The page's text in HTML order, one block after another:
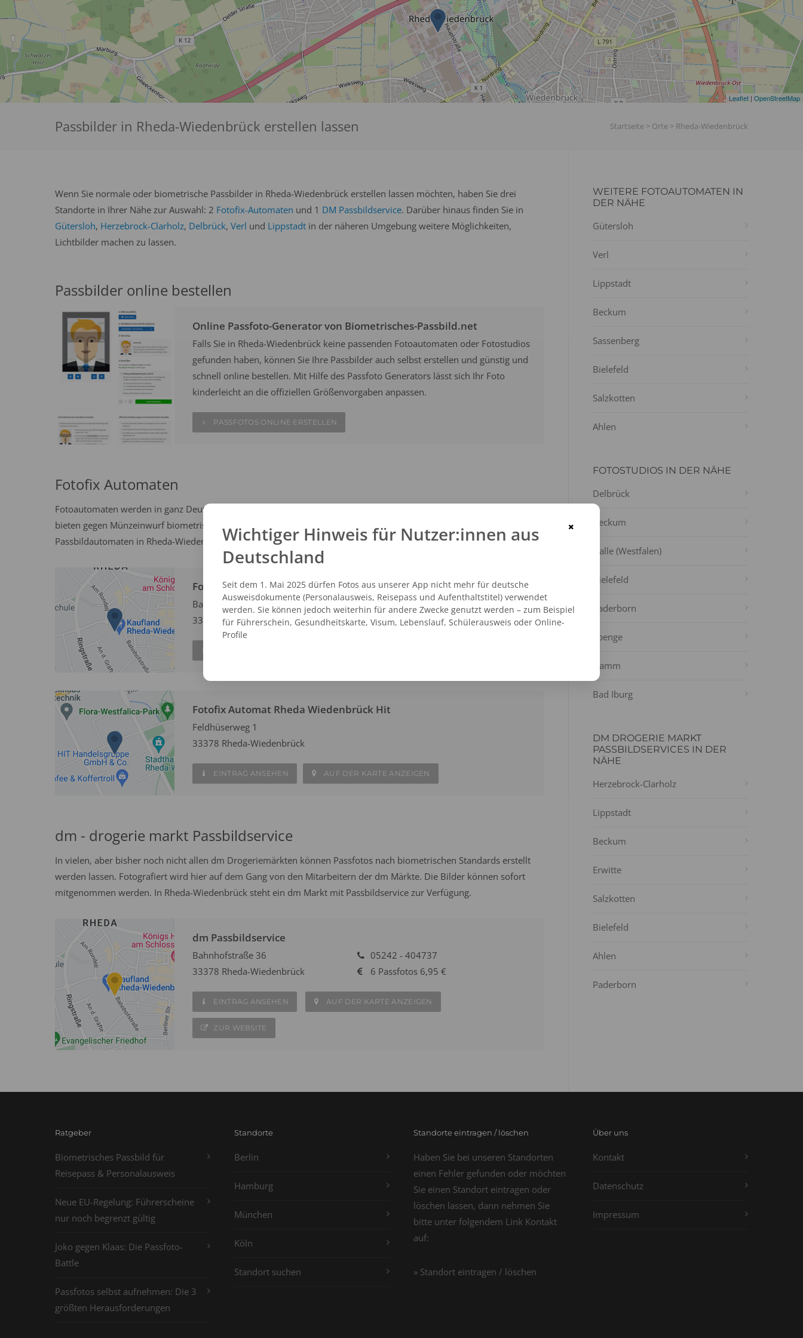
Leaflet | OpenStreetMap
Passbilder in Rheda-Wiedenbrück erstellen lassen Startseite > Orte > Rheda-Wiedenbrück
Wenn Sie normale oder biometrische Passbilder in Rheda-Wiedenbrück erstellen lassen möchten, haben Sie drei
Standorte in Ihrer Nähe zur Auswahl: 2 Fotofix-Automaten und 1 DM Passbildservice. Darüber hinaus finden Sie in
Gütersloh, Herzebrock-Clarholz, Delbrück, Verl und Lippstadt in der näheren Umgebung weitere Möglichkeiten,
Lichtbilder machen zu lassen.
Passbilder online bestellen
Online Passfoto-Generator von Biometrisches-Passbild.net
Falls Sie in Rheda-Wiedenbrück keine passenden Fotoautomaten oder Fotostudios
gefunden haben, können Sie Ihre Passbilder auch selbst erstellen und günstig und
schnell online bestellen. Mit Hilfe des Passfoto Generators lässt sich Ihr Foto
kinderleicht an die offiziellen Größenvorgaben anpassen.
PASSFOTOS ONLINE ERSTELLEN
Fotofix Automaten
Fotoautomaten werden in ganz Deutschland häufig an belebten Orten wie Bahnhöfen oder Flughäfen aufgestellt und
bieten gegen Münzeinwurf biometrische Passbilder nach offiziellen Vorgaben. Wählen Sie aus einem der zwei Fotofix-
Passbildautomaten in Rheda-Wiedenbrück und erstellen Sie vor Ort innerhalb weniger Minuten Ihre eigenen Passfotos.
Fotofix Automat Rheda Wiedenbrück Kaufland
Bahnhofstraße 36
33378 Rheda-Wiedenbrück
Fotofix Automat Rheda Wiedenbrück Hit
Feldhüserweg 1
33378 Rheda-Wiedenbrück
EINTRAG ANSEHEN AUF DER KARTE ANZEIGEN
dm - drogerie markt Passbildservice
In vielen, aber bisher noch nicht allen dm Drogeriemärkten können Passfotos nach biometrischen Standards erstellt
werden lassen. Fotografiert wird hier auf dem Gang von den Mitarbeitern der dm Märkte. Die Bilder können sofort
mitgenommen werden. In Rheda-Wiedenbrück steht ein dm Markt mit Passbildservice zur Verfügung.
dm Passbildservice
Bahnhofstraße 36
33378 Rheda-Wiedenbrück
05242 - 404737
6 Passfotos 6,95 €
EINTRAG ANSEHEN AUF DER KARTE ANZEIGEN
ZUR WEBSITE
WEITERE FOTOAUTOMATEN IN
DER NÄHE
Gütersloh
Verl
Lippstadt
Beckum
Sassenberg
Bielefeld
Salzkotten
Ahlen
FOTOSTUDIOS IN DER NÄHE
Delbrück
Beckum
Halle (Westfalen)
Bielefeld
Paderborn
Spenge
Hamm
Bad Iburg
DM DROGERIE MARKT
PASSBILDSERVICES IN DER
NÄHE
Herzebrock-Clarholz
Lippstadt
Beckum
Erwitte
Salzkotten
Bielefeld
Ahlen
Paderborn
Ratgeber
Biometrisches Passbild für
Reisepass & Personalausweis
Neue EU-Regelung: Führerscheine
nur noch begrenzt gültig
Joko gegen Klaas: Die Passfoto-
Battle
Passfotos selbst aufnehmen: Die 3
größten Herausforderungen
Standorte
Berlin
Hamburg
München
Köln
Standort suchen
Standorte eintragen / löschen
Haben Sie bei unseren Standorten
einen Fehler gefunden oder möchten
Sie einen Standort eintragen oder
löschen lassen, dann nehmen Sie
bitte unter folgendem Link Kontakt
auf:
» Standort eintragen / löschen
Über uns
Kontakt
Datenschutz
Impressum
×
Wichtiger Hinweis für Nutzer:innen aus
Deutschland
Seit dem 1. Mai 2025 dürfen Fotos aus unserer App nicht mehr für deutsche
Ausweisdokumente (Personalausweis, Reisepass und Aufenthaltstitel) verwendet
werden. Sie können jedoch weiterhin für andere Zwecke genutzt werden – zum Beispiel
für Führerschein, Gesundheitskarte, Visum, Lebenslauf, Schülerausweis oder Online-
Profile